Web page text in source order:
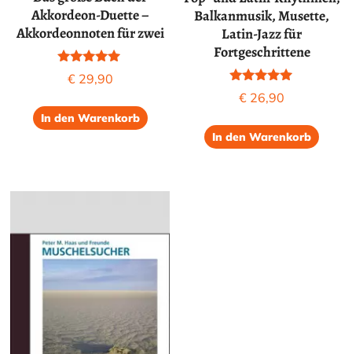
Akkordeon-Duette –
Akkordeonnoten für zwei
Bewertet mit
5.00
€29,90
In den Warenkorb
Balkanmusik, Musette,
Latin-Jazz für
Fortgeschrittene
Bewertet mit
5.00
€ 26,90
In den Warenkorb